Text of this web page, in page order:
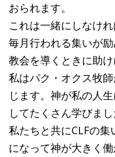
おられます。
これは一緒にしなけ
毎月行われる集いが励
教会を導くときに助け
私はパク・オクス牧
じます。神が私の人
してたくさん学びまし
私たちと共にCLFの集
になって神が大きく